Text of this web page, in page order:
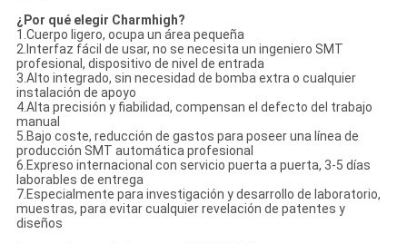
¿Por qué elegir Charmhigh?
1.Cuerpo ligero, ocupa un área pequeña
2.Interfaz fácil de usar, no se necesita un ingeniero SMT
profesional, dispositivo de nivel de entrada
3.Alto integrado, sin necesidad de bomba extra o cualquier
instalación de apoyo
4.Alta precisión y fiabilidad, compensan el defecto del trabajo
manual
5.Bajo coste, reducción de gastos para poseer una línea de
producción SMT automática profesional
6.Expreso internacional con servicio puerta a puerta, 3-5 días
laborables de entrega
7.Especialmente para investigación y desarrollo de laboratorio,
muestras, para evitar cualquier revelación de patentes y
diseños